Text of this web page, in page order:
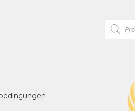
Products
search